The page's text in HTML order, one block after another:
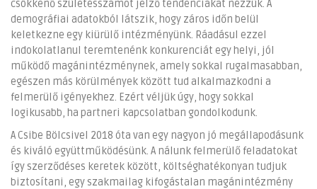
csökkenő születésszámot jelző tendenciákat nézzük. A
demográfiai adatokból látszik, hogy záros időn belül
keletkezne egy kiürülő intézményünk. Ráadásul ezzel
indokolatlanul teremtenénk konkurenciát egy helyi, jól
működő magánintézménynek, amely sokkal rugalmasabban,
egészen más körülmények között tud alkalmazkodni a
felmerülő igényekhez. Ezért véljük úgy, hogy sokkal
logikusabb, ha partneri kapcsolatban gondolkodunk.
A Csibe Bölcsivel 2018 óta van egy nagyon jó megállapodásunk
és kiváló együttműködésünk. A nálunk felmerülő feladatokat
így szerződéses keretek között, költséghatékonyan tudjuk
biztosítani, egy szakmailag kifogástalan magánintézmény